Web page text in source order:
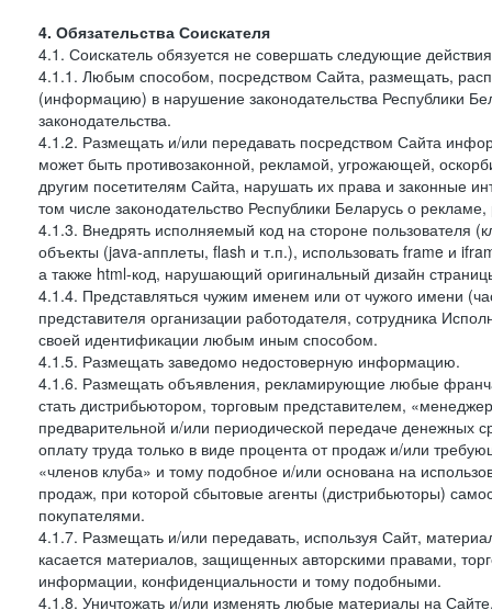
4. Обязательства Соискателя
4.1. Соискатель обязуется не совершать следующие
4.1.1. Любым способом, посредством Сайта, размещать,
(информацию) в нарушение законодательства Республики
законодательства.
4.1.2. Размещать и/или передавать посредством Сайта
может быть противозаконной, рекламой, угрожающей,
другим посетителям Сайта, нарушать их права и законные
том числе законодательство Республики Беларусь о
4.1.3. Внедрять исполняемый код на стороне пользователя
объекты (java-апплеты, flash и т.п.), использовать frame и
а также html-код, нарушающий оригинальный дизайн
4.1.4. Представляться чужим именем или от чужого имени
представителя организации работодателя, сотрудника
своей идентификации любым иным способом.
4.1.5. Размещать заведомо недостоверную информацию.
4.1.6. Размещать объявления, рекламирующие любые
стать дистрибьютором, торговым представителем,
предварительной и/или периодической передаче
оплату труда только в виде процента от продаж и/или
«членов клуба» и тому подобное и/или основана на
продаж, при которой сбытовые агенты (дистрибьюторы)
покупателями.
4.1.7. Размещать и/или передавать, используя Сайт,
касается материалов, защищенных авторскими правами,
информации, конфиденциальности и тому подобными.
4.1.8. Уничтожать и/или изменять любые материалы на